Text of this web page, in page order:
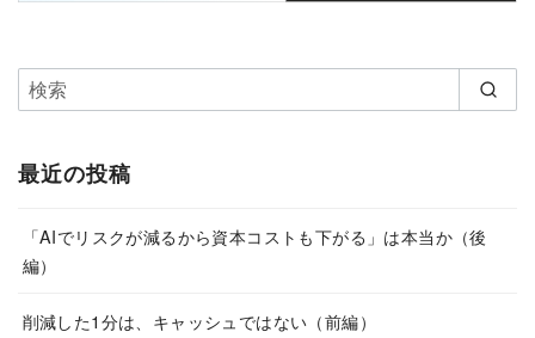
最近の投稿
「AIでリスクが減るから資本コストも下がる」は本当か（後
編）
削減した1分は、キャッシュではない（前編）